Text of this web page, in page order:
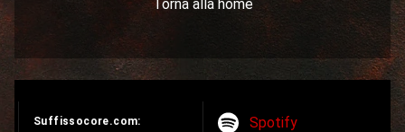
Torna alla home
Suffissocore.com:
Spotify